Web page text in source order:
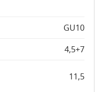
GU10
4,5+7
11,5